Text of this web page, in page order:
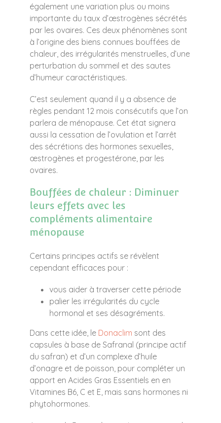
également une variation plus ou moins
importante du taux d’œstrogènes sécrétés
par les ovaires. Ces deux phénomènes sont
à l’origine des biens connues bouffées de
chaleur, des irrégularités menstruelles, d’une
perturbation du sommeil et des sautes
d’humeur caractéristiques.
C’est seulement quand il y a absence de
règles pendant 12 mois consécutifs que l’on
parlera de ménopause. Cet état signera
aussi la cessation de l’ovulation et l’arrêt
des sécrétions des hormones sexuelles,
œstrogènes et progestérone, par les
ovaires.
Bouffées de chaleur : Diminuer
leurs effets avec les
compléments alimentaire
ménopause
Certains principes actifs se révèlent
cependant efficaces pour :
vous aider à traverser cette période
palier les irrégularités du cycle
hormonal et ses désagréments.
Dans cette idée, le Donaclim sont des
capsules à base de Safranal (principe actif
du safran) et d’un complexe d’huile
d’onagre et de poisson, pour compléter un
apport en Acides Gras Essentiels en en
Vitamines B6, C et E, mais sans hormones ni
phytohormones.